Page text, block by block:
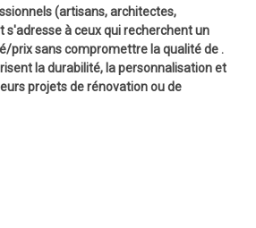
(artisans, architectes,
s'adresse à ceux qui recherchent un
prix sans compromettre la qualité de .
la durabilité, la personnalisation et
projets de rénovation ou de